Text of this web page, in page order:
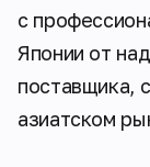
с
Японии от
поставщика,
азиатском